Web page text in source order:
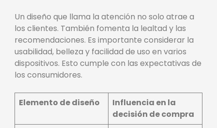
Un diseño que llama la atención no solo atrae a
los clientes. También fomenta la lealtad y las
recomendaciones. Es importante considerar la
usabilidad, belleza y facilidad de uso en varios
dispositivos. Esto cumple con las expectativas de
los consumidores.
Elemento de diseño
Influencia en la
decisión de compra